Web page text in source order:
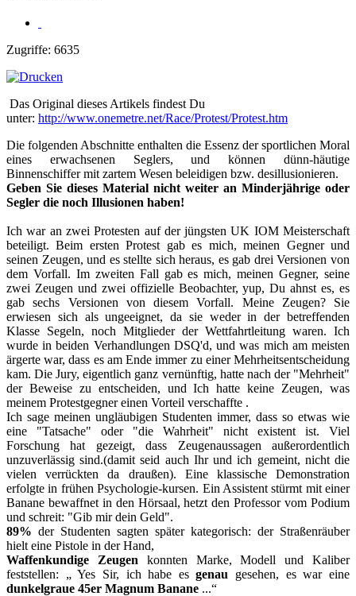
Zugriffe: 6635
Das Original dieses Artikels findest Du
unter: http://www.onemetre.net/Race/Protest/Protest.htm
Die folgenden Abschnitte enthalten die Essenz der sportlichen Moral
eines erwachsenen Seglers, und können dünn-häutige
Binnenschiffer mit zartem Wesen beleidigen bzw. desillusionieren.
Geben Sie dieses Material nicht weiter an Minderjährige oder
Segler die noch Illusionen haben!
Ich war an zwei Protesten auf der jüngsten UK IOM Meisterschaft
beteiligt. Beim ersten Protest gab es mich, meinen Gegner und
seinen Zeugen, und es stellte sich heraus, es gab drei Versionen von
dem Vorfall. Im zweiten Fall gab es mich, meinen Gegner, seine
zwei Zeugen und zwei offizielle Beobachter, yup, Du ahnst es, es
gab sechs Versionen von diesem Vorfall. Meine Zeugen? Sie
erwiesen sich als ungeeignet, da sie weder in der betreffenden
Klasse Segeln, noch Mitglieder der Wettfahrtleitung waren. Ich
wurde in beiden Verhandlungen DSQ'd, und was mich am meisten
ärgerte war, dass es am Ende immer zu einer Mehrheitsentscheidung
kam. Die Jury, eigentlich ganz vernünftig, hatte nach der "Mehrheit"
der Beweise zu entscheiden, und Ich hatte keine Zeugen, was
meinem Protestgegner einen Vorteil verschaffte .
Ich sage meinen ungläubigen Studenten immer, dass so etwas wie
eine "Tatsache" oder "die Wahrheit" nicht existent ist. Viel
Forschung hat gezeigt, dass Zeugenaussagen außerordentlich
unzuverlässig sind.(damit seid auch Ihr und ich gemeint, nicht die
vielen verrückten da draußen). Eine klassische Demonstration
erfolgte in frühen Psychologie-kursen. Ein Assistent stürmt mit einer
Banane bewaffnet in den Hörsaal, hetzt den Professor vom Podium
und schreit: "Gib mir dein Geld".
89% der Studenten sagten später kategorisch: der Straßenräuber
hielt eine Pistole in der Hand,
Waffenkundige Zeugen konnten Marke, Modell und Kaliber
feststellen: „ Yes Sir, ich habe esgenau gesehen, es war eine
dunkelgraue 45er Magnum Banane ...“